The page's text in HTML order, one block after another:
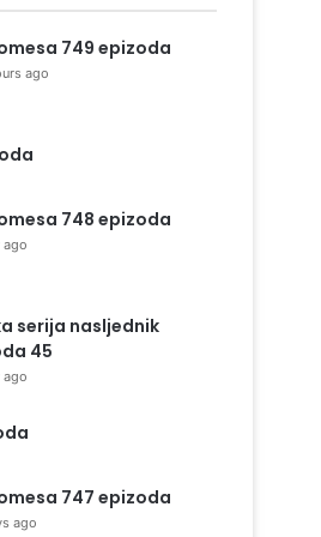
749 epizoda
ago
748 epizoda
ago
serija nasljednik
45
ago
747 epizoda
ago